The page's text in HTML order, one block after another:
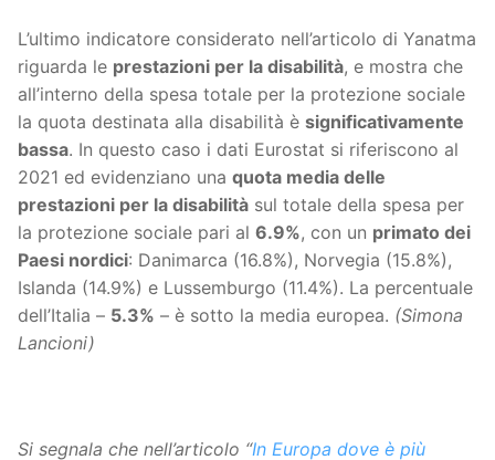
L’ultimo indicatore considerato nell’articolo di Yanatma
riguarda le prestazioni per la disabilità, e mostra che
all’interno della spesa totale per la protezione sociale
la quota destinata alla disabilità è significativamente
bassa. In questo caso i dati Eurostat si riferiscono al
2021 ed evidenziano una quota media delle
prestazioni per la disabilità sul totale della spesa per
la protezione sociale pari al 6.9%, con un primato dei
Paesi nordici: Danimarca (16.8%), Norvegia (15.8%),
Islanda (14.9%) e Lussemburgo (11.4%). La percentuale
dell’Italia – 5.3% – è sotto la media europea. (Simona
Lancioni)
Si segnala che nell’articolo “In Europa dove è più